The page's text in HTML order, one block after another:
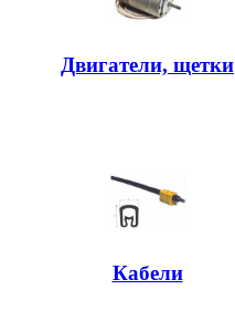
Двигатели, щетки
Кабели